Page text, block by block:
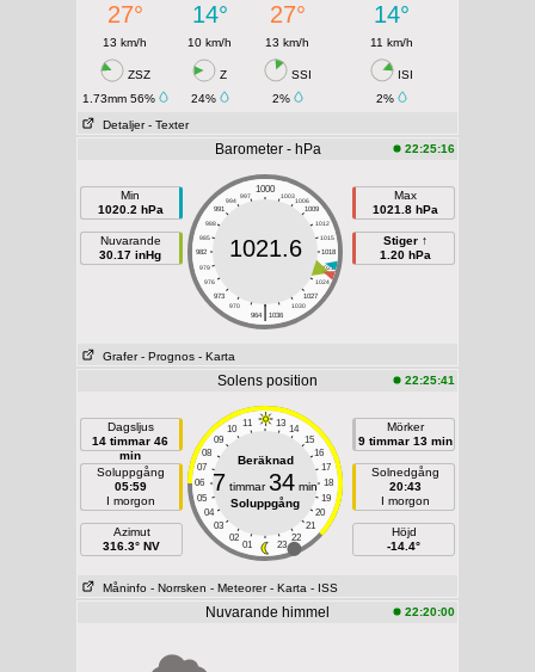
27° 14° 27° 14°
13 km/h 10 km/h 13 km/h 11 km/h
ZSZ Z SSI
ISI
1.73mm 56%
24% 2%
2%
Detaljer - Texter
Barometer - hPa 22:25:16
Min
1020.2 hPa
Nuvarande
30.17 inHg
1000
997 1003
994
1006
991
1009
988
1012
985
1015
982
1018
979
1021
976
1024
973
1027
970
1030
|
964 1036
1021.6
Max
1021.8 hPa
Stiger ↑
1.20 hPa
Grafer - Prognos - Karta
Solens position 22:25:41
Dagsljus
14 timmar 46
min
Soluppgång
05:59
I morgon
Azimut
316.3° NV
11 13
10
14
09
15
08
16
07
17
06
18
05
19
04
20
03
21
02
22
01 23
Beräknad
7 timmar 34 min
Soluppgång
Mörker
9 timmar 13 min
Solnedgång
20:43
I morgon
Höjd
-14.4°
Måninfo - Norrsken - Meteorer - Karta - ISS
Nuvarande himmel 22:20:00